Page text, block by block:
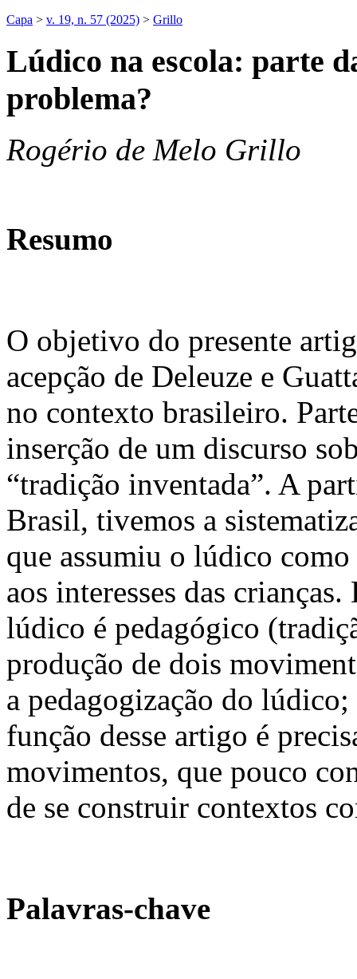
Capa > v. 19, n. 57 (2025) > Grillo
Lúdico na escola: parte
problema?
Rogério de Melo Grillo
Resumo
O objetivo do presente
acepção de Deleuze e
no contexto brasileiro.
inserção de um discurso
“tradição inventada”. A
Brasil, tivemos a
que assumiu o lúdico
aos interesses das
lúdico é pedagógico
produção de dois
a pedagogização do
função desse artigo é
movimentos, que pouco
de se construir contextos
Palavras-chave